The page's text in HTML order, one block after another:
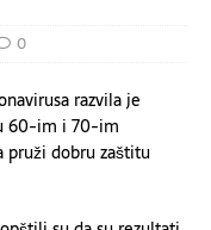
0
razvila je
60-im i 70-im
pruži dobru zaštitu